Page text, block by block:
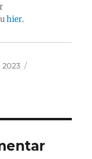
hier.
2023